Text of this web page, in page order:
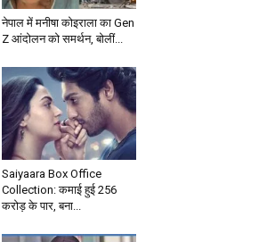
नेपाल में मनीषा कोइराला का Gen
Z आंदोलन को समर्थन, बोलीं...
Saiyaara Box Office
Collection: कमाई हुई 256
करोड़ के पार, बना...